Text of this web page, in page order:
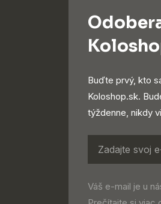
Buďte prvý, kto
Koloshop.sk.
týždenne, nikdy
Váš e-mail je u